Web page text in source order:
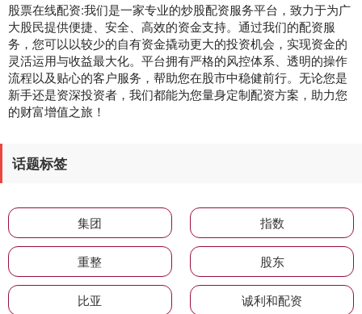
股票在线配资:我们是一家专业的炒股配资服务平台，致力于为广
大股民提供便捷、安全、高效的资金支持。通过我们的配资服
务，您可以以较少的自有资金撬动更大的投资机会，实现资金的
灵活运用与收益最大化。平台拥有严格的风控体系、透明的操作
流程以及贴心的客户服务，帮助您在股市中稳健前行。无论您是
新手还是资深投资者，我们都能为您量身定制配资方案，助力您
的财富增值之旅！
话题标签
集团 指数
重整 股东
比亚 诚利和配资